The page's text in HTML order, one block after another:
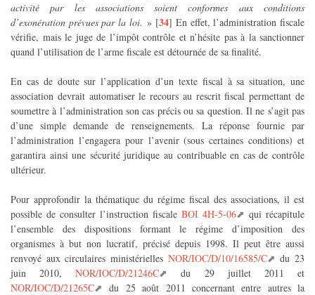
activité par les associations soient conformes aux conditions
d’exonération prévues par la loi. » [34] En effet, l’administration fiscale
vérifie, mais le juge de l’impôt contrôle et n’hésite pas à la sanctionner
quand l’utilisation de l’arme fiscale est détournée de sa finalité.
En cas de doute sur l’application d’un texte fiscal à sa situation, une
association devrait automatiser le recours au rescrit fiscal permettant de
soumettre à l’administration son cas précis ou sa question. Il ne s’agit pas
d’une simple demande de renseignements. La réponse fournie par
l’administration l’engagera pour l’avenir (sous certaines conditions) et
garantira ainsi une sécurité juridique au contribuable en cas de contrôle
ultérieur.
Pour approfondir la thématique du régime fiscal des associations, il est
possible de consulter l’instruction fiscale BOI 4H-5-06
qui récapitule
l’ensemble des dispositions formant le régime d’imposition des
organismes à but non lucratif, précisé depuis 1998. Il peut être aussi
renvoyé aux circulaires ministérielles NOR/IOC/D/10/16585/C
du 23
juin 2010,NOR/IOC/D/21246C
du 29 juillet 2011 et
NOR/IOC/D/21265C
du 25 août 2011 concernant entre autres la
© 2008-2026 —Droit & TJ— Licence Creative Commons